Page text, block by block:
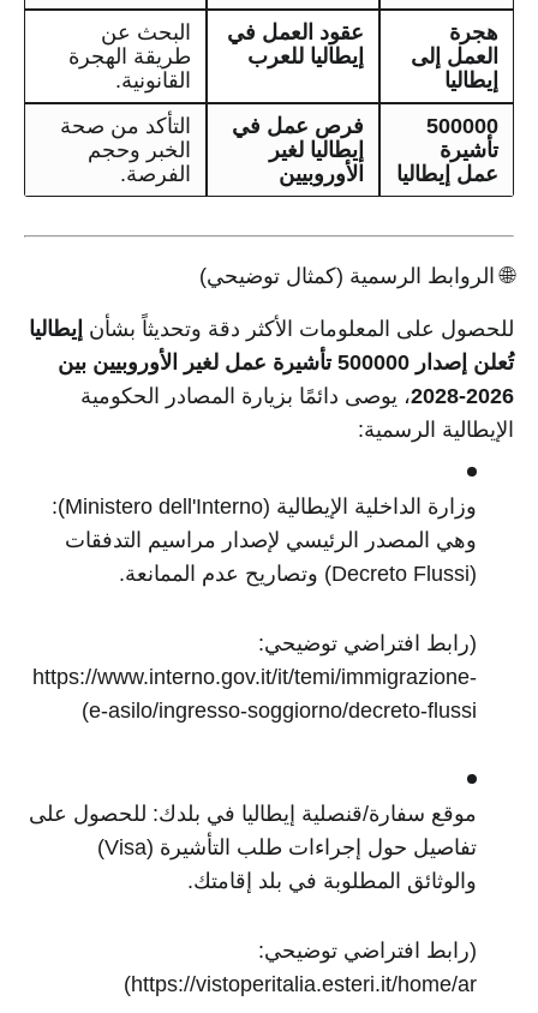
هجرة
العمل إلى
إيطاليا
عقود العمل في
إيطاليا للعرب
البحث عن
طريقة الهجرة
القانونية.
500000
تأشيرة
عمل إيطاليا
فرص عمل في
إيطاليا لغير
الأوروبيين
التأكد من صحة
الخبر وحجم
الفرصة.
🌐 الروابط الرسمية (كمثال توضيحي)
للحصول على المعلومات الأكثر دقة وتحديثاً بشأنإيطاليا
تُعلن إصدار 500000 تأشيرة عمل لغير الأوروبيين بين
2026-2028
، يوصى دائمًا بزيارة المصادر الحكومية
الإيطالية الرسمية:
وزارة الداخلية الإيطالية (Ministero dell'Interno):
وهي المصدر الرئيسي لإصدار مراسيم التدفقات
(رابط افتراضي توضيحي:
https://www.interno.gov.it/it/temi/immigrazione-
e-asilo/ingresso-soggiorno/decreto-flussi)
موقع سفارة/قنصلية إيطاليا في بلدك: للحصول على
تفاصيل حول إجراءات طلب التأشيرة (Visa)
والوثائق المطلوبة في بلد إقامتك.
(رابط افتراضي توضيحي:
https://vistoperitalia.esteri.it/home/ar)